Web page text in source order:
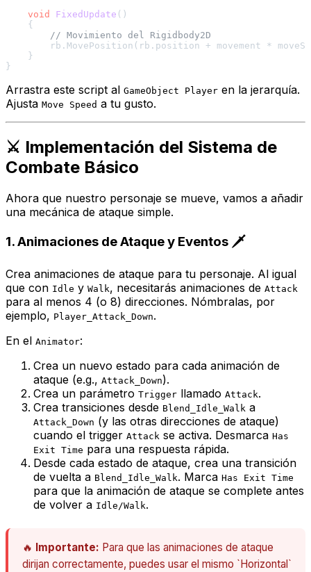
void
FixedUpdate ()
    {
// Movimiento del Rigidbody2D
rb.MovePosition(rb.position + movement *
    }
Arrastra este script al GameObject Player en la jerarquía.
Ajusta Move Speed a tu gusto.
⚔️ Implementación del Sistema de
Combate Básico
Ahora que nuestro personaje se mueve, vamos a añadir
una mecánica de ataque simple.
1. Animaciones de Ataque y Eventos 🗡️
Crea animaciones de ataque para tu personaje. Al igual
que con Idle y Walk, necesitarás animaciones de Attack
para al menos 4 (o 8) direcciones. Nómbralas, por
ejemplo, Player_Attack_Down.
En el Animator:
Crea un nuevo estado para cada animación de
ataque (e.g., Attack_Down).
Crea un parámetro Trigger llamado Attack.
Crea transiciones desde Blend_Idle_Walk a
Attack_Down (y las otras direcciones de ataque)
cuando el trigger Attack se activa. Desmarca Has
Exit Time para una respuesta rápida.
Desde cada estado de ataque, crea una transición
de vuelta a Blend_Idle_Walk. Marca Has Exit Time
para que la animación de ataque se complete antes
de volver a Idle/Walk.
🔥 Importante: Para que las animaciones de ataque
dirijan correctamente, puedes usar el mismo `Horizontal`